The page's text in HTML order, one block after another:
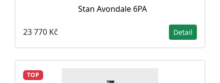
Stan Avondale 6PA
23 770 Kč Detail
TOP